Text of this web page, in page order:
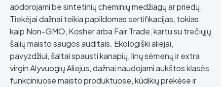
apdorojami be sintetinių cheminių medžiagų ar priedų.
Tiekėjai dažnai teikia papildomas sertifikacijas, tokias
kaip Non-GMO, Kosher arba Fair Trade, kartu su trečiųjų
šalių maisto saugos auditais. Ekologiški aliejai,
pavyzdžiui, šaltai spausti kanapių, linų sėmenų ir extra
virgin Alyvuogių Aliejus, dažnai naudojami aukštos klasės
funkciniuose maisto produktuose, kūdikių prekėse ir